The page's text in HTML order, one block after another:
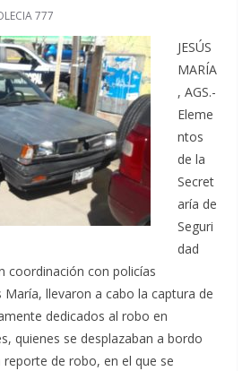
777
JESÚS
MARÍA
, AGS.-
Eleme
ntos
de la
Secret
aría de
Seguri
dad
coordinación con policías
María, llevaron a cabo la captura de
dedicados al robo en
quienes se desplazaban a bordo
de robo, en el que se